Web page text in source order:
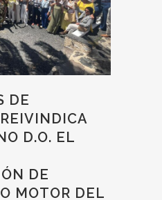
DE
D.O. EL
DE
MOTOR DEL